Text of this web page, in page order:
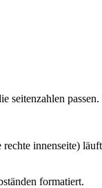
seitenzahlen
rechte innenseite)
formatiert.